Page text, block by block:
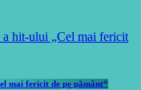
mai fericit de pe pământ“